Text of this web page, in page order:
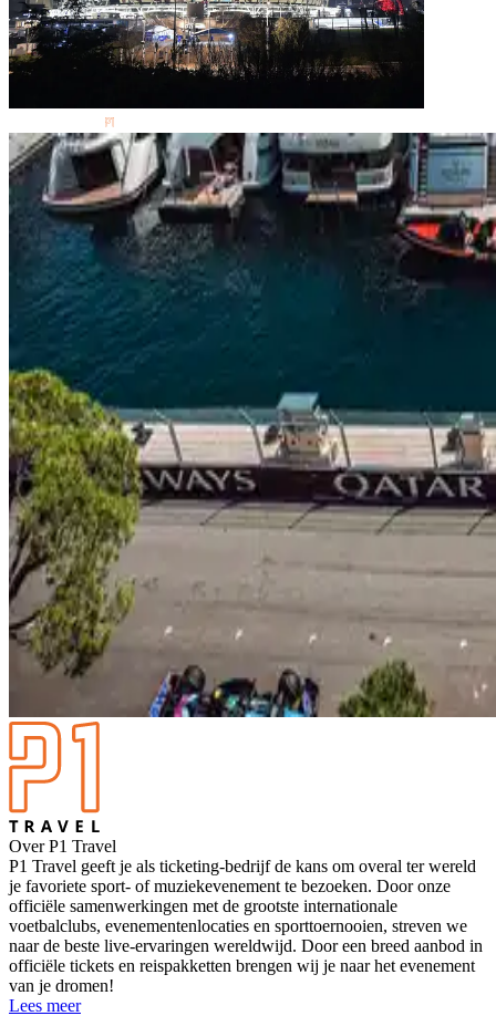
Over P1 Travel
P1 Travel geeft je als ticketing-bedrijf de kans om overal ter wereld
je favoriete sport- of muziekevenement te bezoeken. Door onze
officiële samenwerkingen met de grootste internationale
voetbalclubs, evenementenlocaties en sporttoernooien, streven we
naar de beste live-ervaringen wereldwijd. Door een breed aanbod in
officiële tickets en reispakketten brengen wij je naar het evenement
van je dromen!
Lees meer